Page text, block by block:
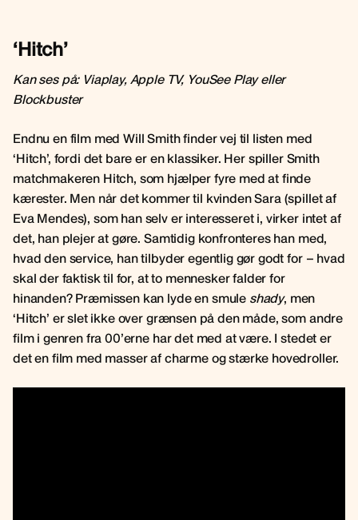
‘Hitch’
Kan ses på: Viaplay, Apple TV, YouSee Play eller
Blockbuster
Endnu en film med Will Smith finder vej til listen med
‘Hitch’, fordi det bare er en klassiker. Her spiller Smith
matchmakeren Hitch, som hjælper fyre med at finde
kærester. Men når det kommer til kvinden Sara (spillet af
Eva Mendes), som han selv er interesseret i, virker intet af
det, han plejer at gøre. Samtidig konfronteres han med,
hvad den service, han tilbyder egentlig gør godt for – hvad
skal der faktisk til for, at to mennesker falder for
hinanden? Præmissen kan lyde en smule shady, men
‘Hitch’ er slet ikke over grænsen på den måde, som andre
film i genren fra 00’erne har det med at være. I stedet er
det en film med masser af charme og stærke hovedroller.